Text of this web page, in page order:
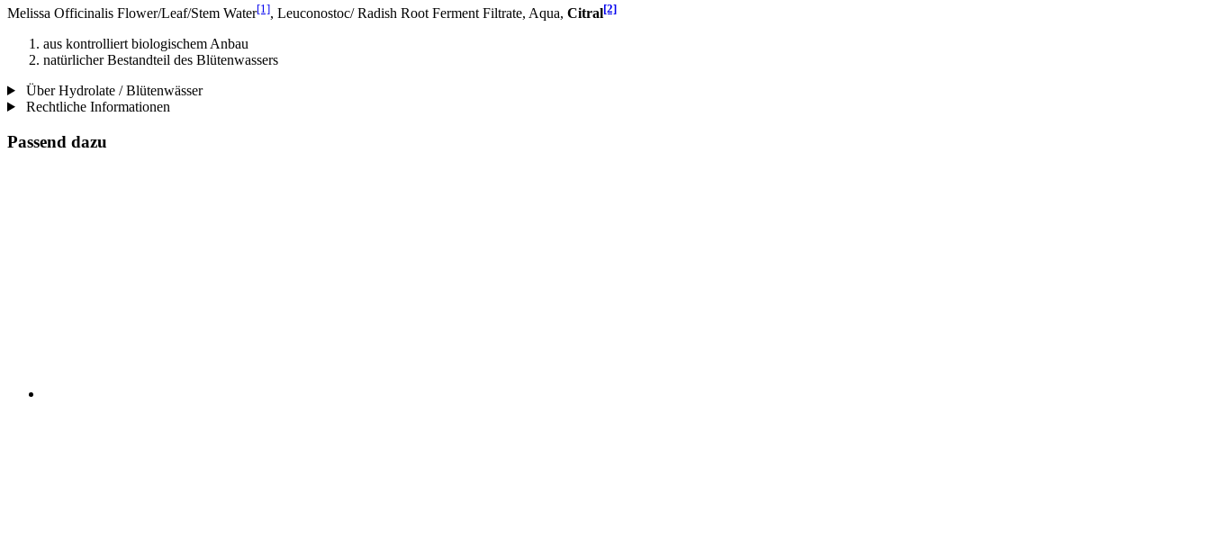
Melissa Officinalis Flower/Leaf/Stem Water[1], Leuconostoc/ Radish Root Ferment Filtrate, Aqua, Citral[2]
aus kontrolliert biologischem Anbau
natürlicher Bestandteil des Blütenwassers
Über Hydrolate / Blütenwässer
Rechtliche Informationen
Passend dazu